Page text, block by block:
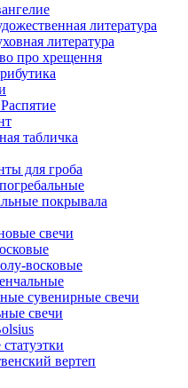
литература
литература
про хрещення
табличка
для гроба
покрывала
свечи
восковые
сувенирные свечи
свечи
вертеп